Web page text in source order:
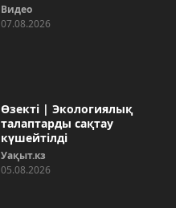
Видео
07.08.2026
Өзекті | Экологиялық
талаптарды сақтау
күшейтілді
Уақыт.кз
05.08.2026